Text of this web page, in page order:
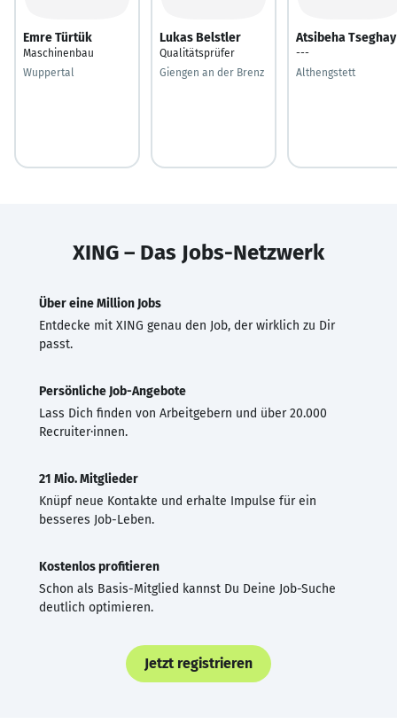
Emre Türtük
Maschinenbau
Wuppertal
Lukas Belstler
Qualitätsprüfer
Giengen an der Brenz
Atsibeha Tseghay
---
Althengstett
XING – Das Jobs-Netzwerk
Über eine Million Jobs
Entdecke mit XING genau den Job, der wirklich zu Dir
passt.
Persönliche Job-Angebote
Lass Dich finden von Arbeitgebern und über 20.000
Recruiter·innen.
21 Mio. Mitglieder
Knüpf neue Kontakte und erhalte Impulse für ein
besseres Job-Leben.
Kostenlos profitieren
Schon als Basis-Mitglied kannst Du Deine Job-Suche
deutlich optimieren.
Jetzt registrieren